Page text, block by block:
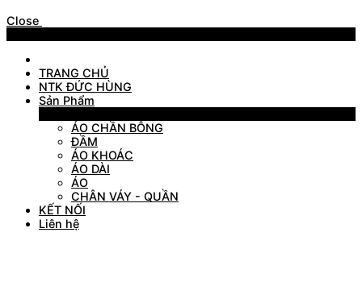
Close
TRANG CHỦ
NTK ĐỨC HÙNG
Sản Phẩm
ÁO CHẦN BÔNG
ĐẦM
ÁO KHOÁC
ÁO DÀI
ÁO
CHÂN VÁY - QUẦN
KẾT NỐI
Liên hệ